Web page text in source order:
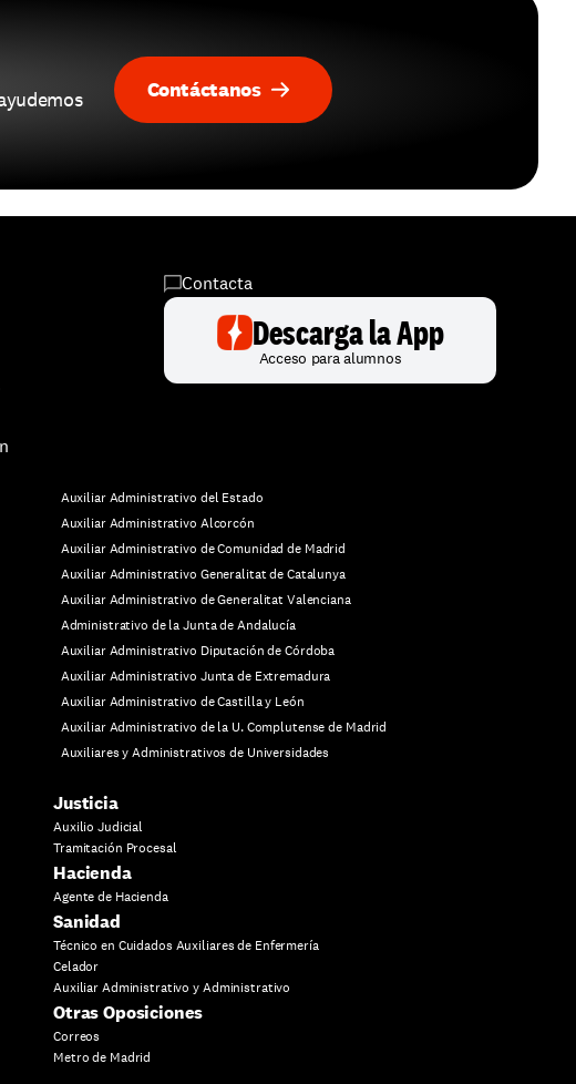
Contáctanos
Contacta
Descarga la App
Acceso para alumnos
Auxiliar Administrativo del Estado
Auxiliar Administrativo Alcorcón
Auxiliar Administrativo de Comunidad de Madrid
Auxiliar Administrativo Generalitat de Catalunya
Auxiliar Administrativo de Generalitat Valenciana
Administrativo de la Junta de Andalucía
Auxiliar Administrativo Diputación de Córdoba
Auxiliar Administrativo Junta de Extremadura
Auxiliar Administrativo de Castilla y León
Auxiliar Administrativo de la U. Complutense de Madrid
Auxiliares y Administrativos de Universidades
Justicia
Auxilio Judicial
Tramitación Procesal
Hacienda
Agente de Hacienda
Sanidad
Técnico en Cuidados Auxiliares de Enfermería
Celador
Auxiliar Administrativo y Administrativo
Otras Oposiciones
Correos
Metro de Madrid